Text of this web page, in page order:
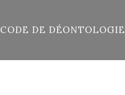
CODE DE DÉONTOLOGIE